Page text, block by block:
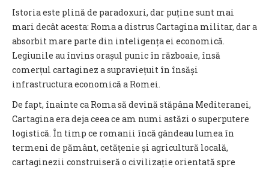
Istoria este plină de paradoxuri, dar puține sunt mai
mari decât acesta: Roma a distrus Cartagina militar, dar a
absorbit mare parte din inteligența ei economică.
Legiunile au învins orașul punic în războaie, însă
comerțul cartaginez a supraviețuit în însăși
infrastructura economică a Romei.
De fapt, înainte ca Roma să devină stăpâna Mediteranei,
Cartagina era deja ceea ce am numi astăzi o superputere
logistică. În timp ce romanii încă gândeau lumea în
termeni de pământ, cetățenie și agricultură locală,
cartaginezii construiseră o civilizație orientată spre